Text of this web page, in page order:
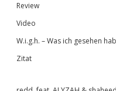
Review
Video
W.i.g.h. – Was ich gesehen
Zitat